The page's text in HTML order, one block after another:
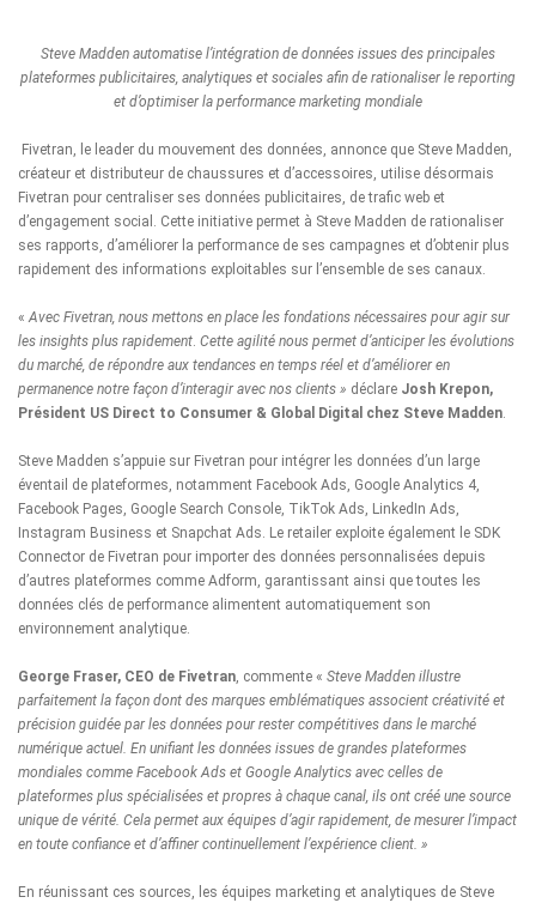
Steve Madden automatise l’intégration de données issues des principales
plateformes publicitaires, analytiques et sociales afin de rationaliser le reporting
et d’optimiser la performance marketing mondiale
Fivetran, le leader du mouvement des données, annonce que Steve Madden,
créateur et distributeur de chaussures et d’accessoires, utilise désormais
Fivetran pour centraliser ses données publicitaires, de trafic web et
d’engagement social. Cette initiative permet à Steve Madden de rationaliser
ses rapports, d’améliorer la performance de ses campagnes et d’obtenir plus
rapidement des informations exploitables sur l’ensemble de ses canaux.
«Avec Fivetran, nous mettons en place les fondations nécessaires pour agir sur
les insights plus rapidement. Cette agilité nous permet d’anticiper les évolutions
du marché, de répondre aux tendances en temps réel et d’améliorer en
permanence notre façon d’interagir avec nos clients » déclare Josh Krepon,
Président US Direct to Consumer & Global Digital chez Steve Madden.
Steve Madden s’appuie sur Fivetran pour intégrer les données d’un large
éventail de plateformes, notamment Facebook Ads, Google Analytics 4,
Facebook Pages, Google Search Console, TikTok Ads, LinkedIn Ads,
Instagram Business et Snapchat Ads. Le retailer exploite également le SDK
Connector de Fivetran pour importer des données personnalisées depuis
d’autres plateformes comme Adform, garantissant ainsi que toutes les
données clés de performance alimentent automatiquement son
environnement analytique.
George Fraser, CEO de Fivetran, commente « Steve Madden illustre
parfaitement la façon dont des marques emblématiques associent créativité et
précision guidée par les données pour rester compétitives dans le marché
numérique actuel. En unifiant les données issues de grandes plateformes
mondiales comme Facebook Ads et Google Analytics avec celles de
plateformes plus spécialisées et propres à chaque canal, ils ont créé une source
unique de vérité. Cela permet aux équipes d’agir rapidement, de mesurer l’impact
en toute confiance et d’affiner continuellement l’expérience client. »
En réunissant ces sources, les équipes marketing et analytiques de Steve